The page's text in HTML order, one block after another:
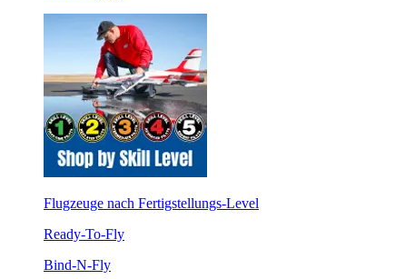
Flugzeuge nach Fertigstellungs-Level
Ready-To-Fly
Bind-N-Fly